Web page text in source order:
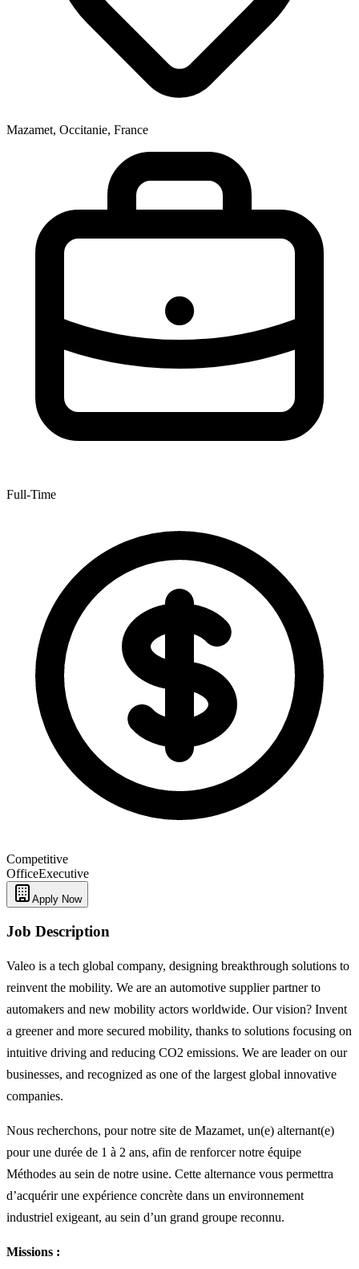
Mazamet, Occitanie, France
Full-Time
Competitive
OfficeExecutive
Apply Now
Job Description
Valeo is a tech global company, designing breakthrough solutions to
reinvent the mobility. We are an automotive supplier partner to
automakers and new mobility actors worldwide. Our vision? Invent
a greener and more secured mobility, thanks to solutions focusing on
intuitive driving and reducing CO2 emissions. We are leader on our
businesses, and recognized as one of the largest global innovative
companies.
Nous recherchons, pour notre site de Mazamet, un(e) alternant(e)
pour une durée de 1 à 2 ans, afin de renforcer notre équipe
Méthodes au sein de notre usine. Cette alternance vous permettra
d’acquérir une expérience concrète dans un environnement
industriel exigeant, au sein d’un grand groupe reconnu.
Missions :